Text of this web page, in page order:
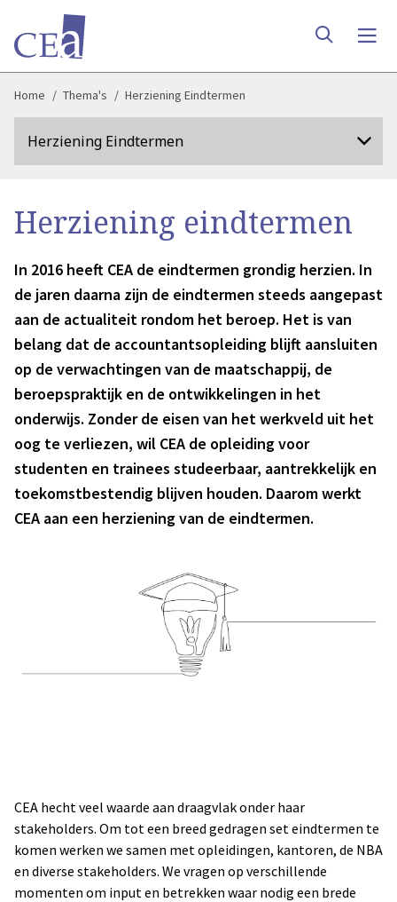
Home Thema's Herziening Eindtermen
Herziening Eindtermen
Herziening eindtermen
In 2016 heeft CEA de eindtermen grondig herzien. In
de jaren daarna zijn de eindtermen steeds aangepast
aan de actualiteit rondom het beroep. Het is van
belang dat de accountantsopleiding blijft aansluiten
op de verwachtingen van de maatschappij, de
beroepspraktijk en de ontwikkelingen in het
onderwijs. Zonder de eisen van het werkveld uit het
oog te verliezen, wil CEA de opleiding voor
studenten en trainees studeerbaar, aantrekkelijk en
toekomstbestendig blijven houden. Daarom werkt
CEA aan een herziening van de eindtermen.
CEA hecht veel waarde aan draagvlak onder haar
stakeholders. Om tot een breed gedragen set eindtermen te
komen werken we samen met opleidingen, kantoren, de NBA
en diverse stakeholders. We vragen op verschillende
momenten om input en betrekken waar nodig een brede